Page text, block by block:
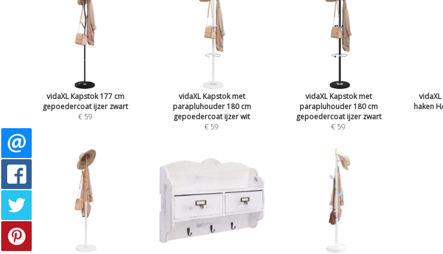
vidaXL Kapstok 177 cm
gepoedercoat ijzer zwart
€ 59
vidaXL Kapstok met
parapluhouder 180 cm
gepoedercoat ijzer wit
€ 59
vidaXL Kapstok met
parapluhouder 180 cm
gepoedercoat ijzer zwart
€ 59
haken